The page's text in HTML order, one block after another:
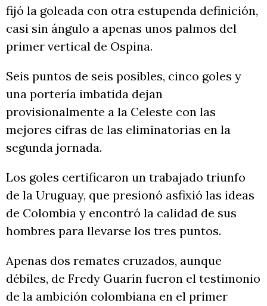
fijó la goleada con otra estupenda definición,
casi sin ángulo a apenas unos palmos del
primer vertical de Ospina.
Seis puntos de seis posibles, cinco goles y
una portería imbatida dejan
provisionalmente a la Celeste con las
mejores cifras de las eliminatorias en la
segunda jornada.
Los goles certificaron un trabajado triunfo
de la Uruguay, que presionó asfixió las ideas
de Colombia y encontró la calidad de sus
hombres para llevarse los tres puntos.
Apenas dos remates cruzados, aunque
débiles, de Fredy Guarín fueron el testimonio
de la ambición colombiana en el primer